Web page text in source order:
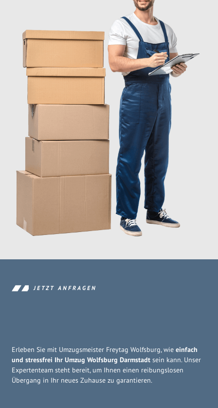
JETZT ANFRAGEN
Erleben Sie mit Umzugsmeister Freytag Wolfsburg, wie einfach
und stressfrei Ihr Umzug Wolfsburg Darmstadt sein kann. Unser
Expertenteam steht bereit, um Ihnen einen reibungslosen
Übergang in Ihr neues Zuhause zu garantieren.